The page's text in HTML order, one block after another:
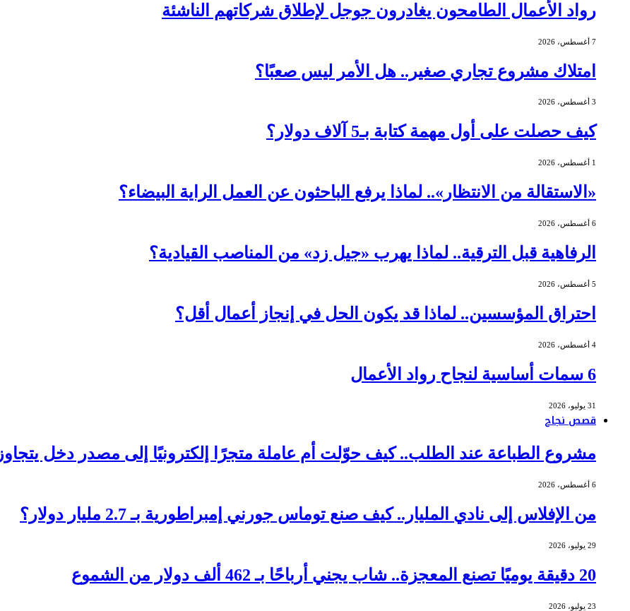
رواد الأعمال الطامحون يغادرون جوجل لإطلاق شركاتهم الناشئة
7 أغسطس، 2026
امتلاك مشروع تجاري صغير.. هل الأمر ليس صعبًا؟
3 أغسطس، 2026
كيف حصلت على أول مهمة كتابة بـ5 آلاف دولار؟
1 أغسطس، 2026
«الاستقالة من الانتظار».. لماذا يرفع الباحثون عن العمل الراية البيضاء؟
6 أغسطس، 2026
الرفاهية قبل الترقية.. لماذا يهرب «جيل زد» من المناصب القيادية؟
5 أغسطس، 2026
احتراق المؤسسين.. لماذا قد يكون الحل في إنجاز أعمال أقل؟
4 أغسطس، 2026
6 سمات أساسية لنجاح رواد الأعمال
31 يوليو، 2026
قصص نجاح
مشروع الطباعة عند الطلب.. كيف حوّلت أم عاملة متجرًا إلكترونيًا إلى مصدر دخل يتجاوز 236 ألف دولار؟
6 أغسطس، 2026
من الإفلاس إلى نادي المليار.. كيف صنع توماس جورني إمبراطورية بـ 2.7 مليار دولار؟
29 يوليو، 2026
20 دقيقة يوميًا تصنع المعجزة.. شاب يجني أرباحًا بـ 462 ألف دولار من الشموع
23 يوليو، 2026